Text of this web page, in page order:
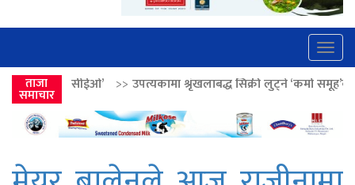
ताजा
समाचार
उपत्यकामा श्रृंखलाबद्ध सिक्री लुट्ने ‘कर्मा समूह’का नाइकेसहित पाँच